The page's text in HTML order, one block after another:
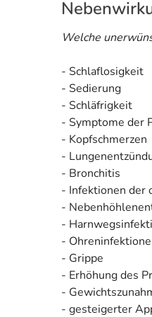
Welche
- Schlaflosigkeit
- Sedierung
- Schläfrigkeit
- Symptome der
- Kopfschmerzen
-
- Bronchitis
- Infektionen der
-
-
-
- Grippe
- Erhöhung des
-
- gesteigerter